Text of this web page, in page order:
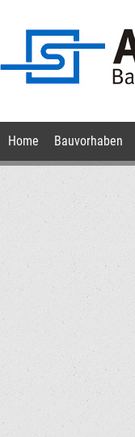
Navigation
Home Bauvorhaben